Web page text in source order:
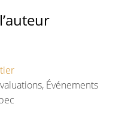
Événements